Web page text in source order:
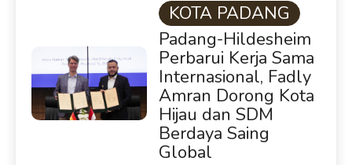
KOTA PADANG
Padang-Hildesheim
Perbarui Kerja Sama
Internasional, Fadly
Amran Dorong Kota
Hijau dan SDM
Berdaya Saing
Global